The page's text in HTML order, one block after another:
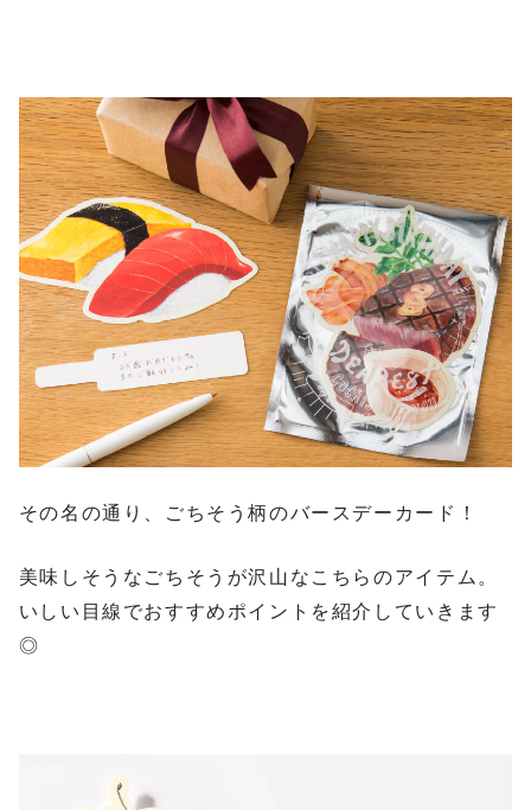
その名の通り、ごちそう柄のバースデーカード！
美味しそうなごちそうが沢山なこちらのアイテム。
いしい目線でおすすめポイントを紹介していきます
◎